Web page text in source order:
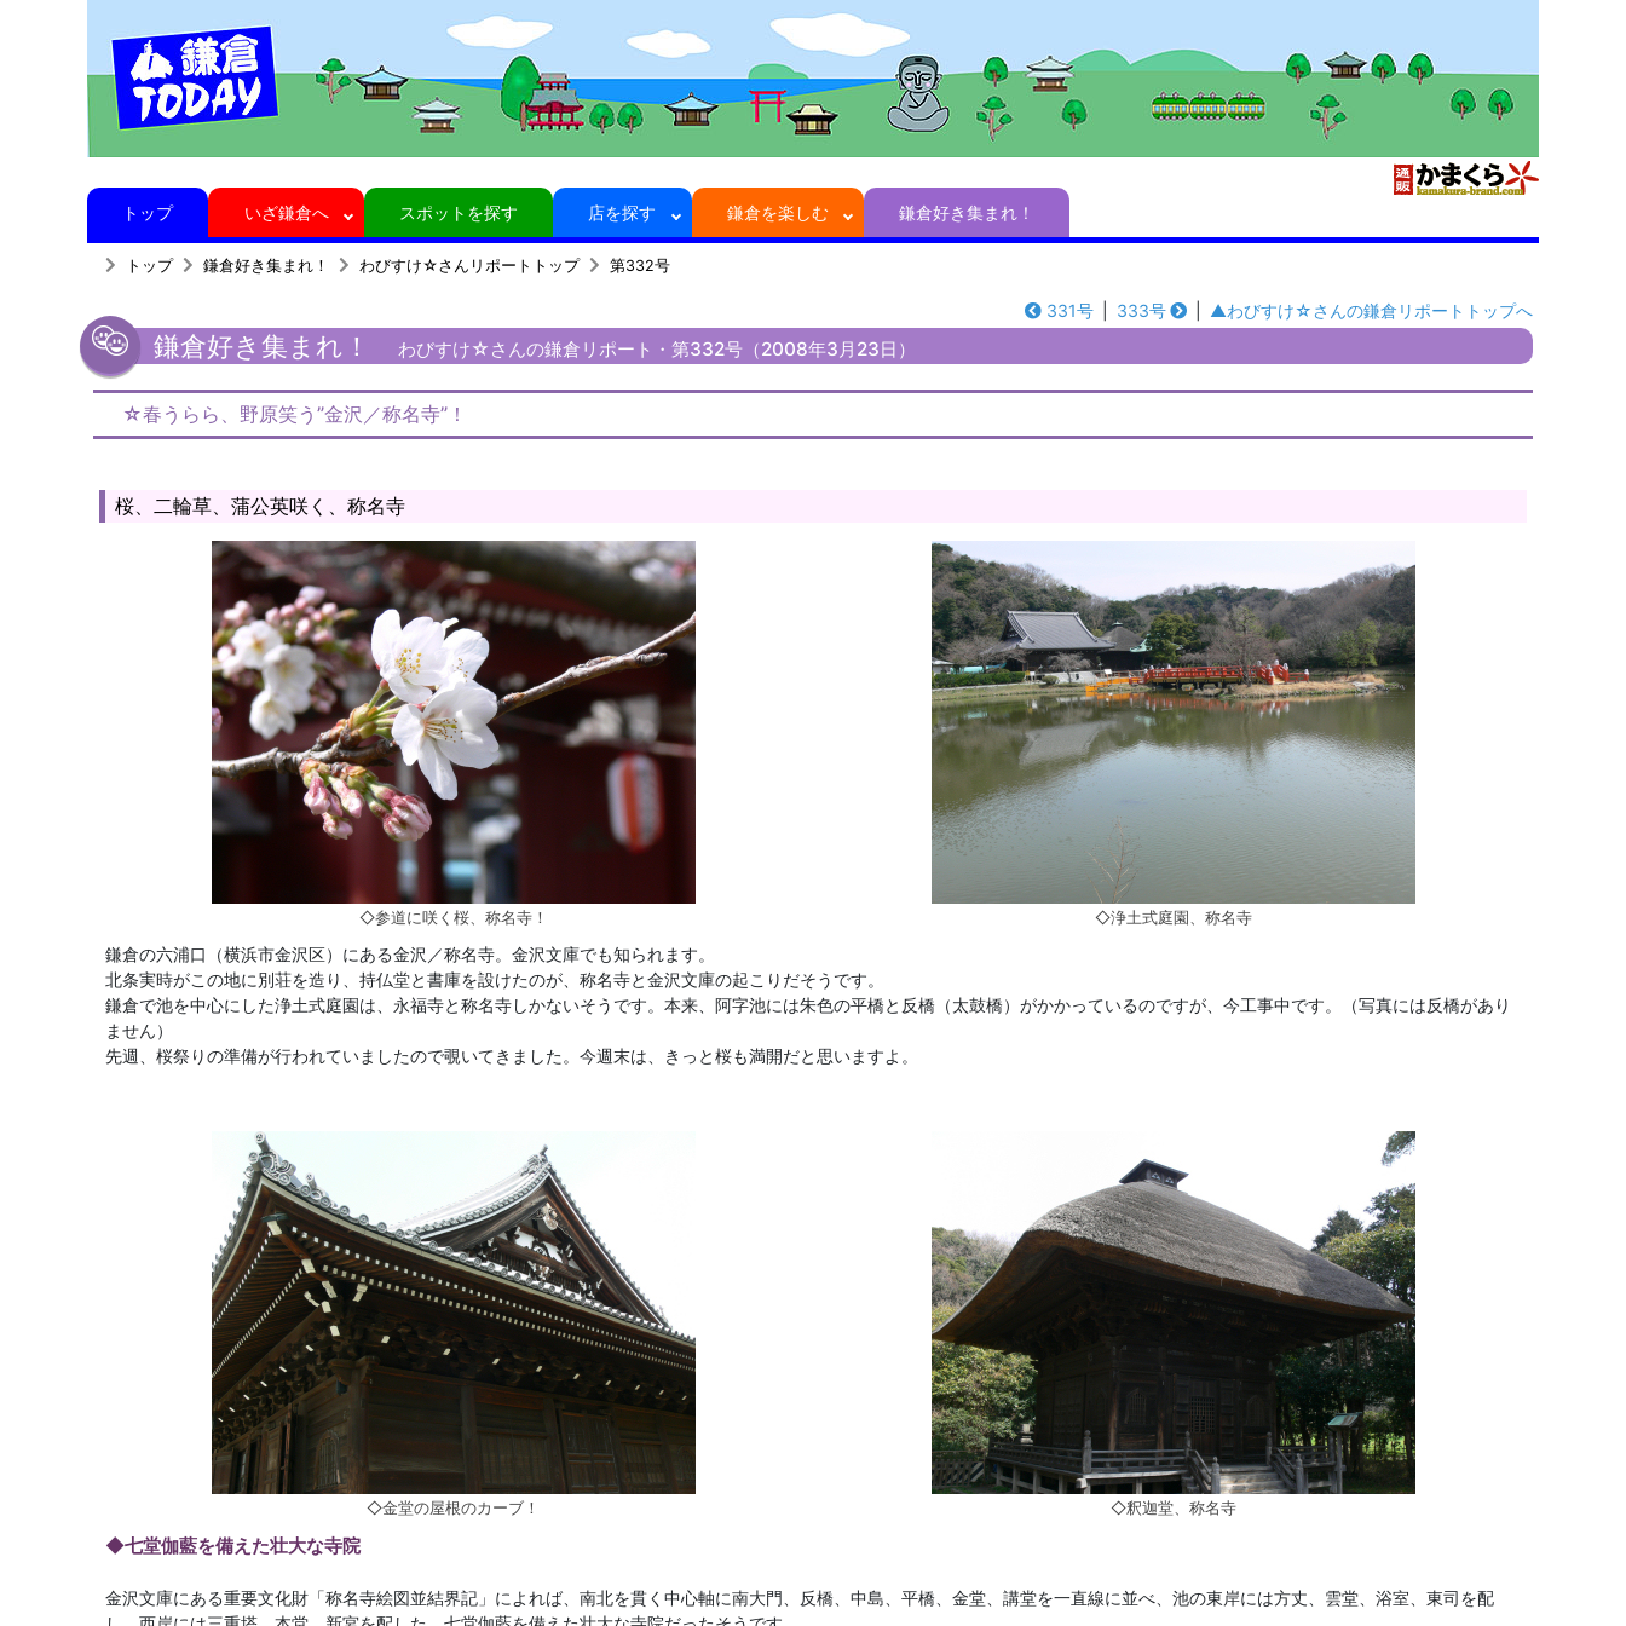
トップ いざ鎌倉へ スポットを探す 店を探す 鎌倉を楽しむ 鎌倉好き集まれ！
トップ 鎌倉好き集まれ！ わびすけ☆さんリポートトップ 第332号
331号 333号 ▲わびすけ☆さんの鎌倉リポートトップへ
鎌倉好き集まれ！ わびすけ☆さんの鎌倉リポート・第332号（2008年3月23日）
☆春うらら、野原笑う”金沢／称名寺”！
桜、二輪草、蒲公英咲く、称名寺
◇参道に咲く桜、称名寺！ ◇浄土式庭園、称名寺
鎌倉の六浦口（横浜市金沢区）にある金沢／称名寺。金沢文庫でも知られます。
北条実時がこの地に別荘を造り、持仏堂と書庫を設けたのが、称名寺と金沢文庫の起こりだそうです。
鎌倉で池を中心にした浄土式庭園は、永福寺と称名寺しかないそうです。本来、阿字池には朱色の平橋と反橋（太鼓橋）がかかっているのですが、今工事中です。（写真には反橋があり
ません）
先週、桜祭りの準備が行われていましたので覗いてきました。今週末は、きっと桜も満開だと思いますよ。
◇金堂の屋根のカーブ！ ◇釈迦堂、称名寺
◆七堂伽藍を備えた壮大な寺院
金沢文庫にある重要文化財「称名寺絵図並結界記」によれば、南北を貫く中心軸に南大門、反橋、中島、平橋、金堂、講堂を一直線に並べ、池の東岸には方丈、雲堂、浴室、東司を配